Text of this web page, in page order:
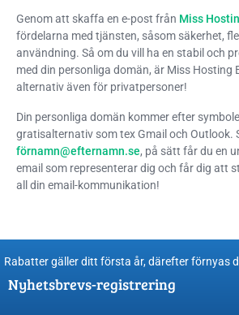
Genom att skaffa en e-post från Miss
fördelarna med tjänsten, såsom säkerhet,
användning. Så om du vill ha en stabil och
med din personliga domän, är Miss Hosting
alternativ även för privatpersoner!
Din personliga domän kommer efter
gratisalternativ som tex Gmail och Outlook.
förnamn@efternamn.se, på sätt får du en
email som representerar dig och får dig att
all din email-kommunikation!
Rabatter gäller ditt första år, därefter förnyas
Nyhetsbrevs-registrering